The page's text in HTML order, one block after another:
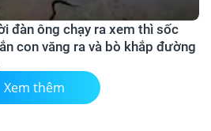
đàn ông chạy ra xem thì sốc
con văng ra và bò khắp đường
Xem thêm